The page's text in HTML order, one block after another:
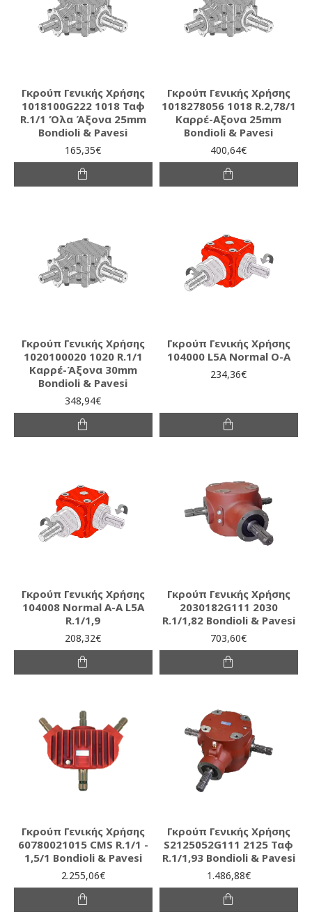
Γκρούπ Γενικής Χρήσης
1018100G222 1018 Ταφ
R.1/1 Όλα Άξονα 25mm
Bondioli & Pavesi
165,35€
Γκρούπ Γενικής Χρήσης
1018278056 1018 R.2,78/1
Καρρέ-Αξονα 25mm
Bondioli & Pavesi
400,64€
Γκρούπ Γενικής Χρήσης
1020100020 1020 R.1/1
Καρρέ-Άξονα 30mm
Bondioli & Pavesi
348,94€
Γκρούπ Γενικής Χρήσης
104000 L5A Normal O-A
234,36€
Γκρούπ Γενικής Χρήσης
104008 Normal A-A L5A
R.1/1,9
208,32€
Γκρούπ Γενικής Χρήσης
2030182G111 2030
R.1/1,82 Bondioli & Pavesi
703,60€
Γκρούπ Γενικής Χρήσης
60780021015 CMS R.1/1 -
1,5/1 Bondioli & Pavesi
2.255,06€
Γκρούπ Γενικής Χρήσης
S2125052G111 2125 Ταφ
R.1/1,93 Bondioli & Pavesi
1.486,88€